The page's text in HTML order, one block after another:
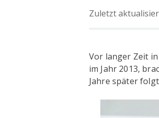
Zuletzt
Vor langer Zeit in
im Jahr 2013,
Jahre später